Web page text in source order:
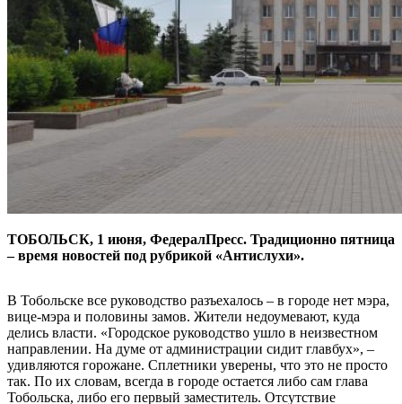
ТОБОЛЬСК, 1 июня, ФедералПресс. Традиционно пятница
– время новостей под рубрикой «Антислухи».
В Тобольске все руководство разъехалось – в городе нет мэра,
вице-мэра и половины замов. Жители недоумевают, куда
делись власти. «Городское руководство ушло в неизвестном
направлении. На думе от администрации сидит главбух», –
удивляются горожане. Сплетники уверены, что это не просто
так. По их словам, всегда в городе остается либо сам глава
Тобольска, либо его первый заместитель. Отсутствие